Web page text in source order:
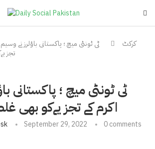
کرکٹ
ٹی ٹونٹی میچ ؛ پاکستانی باؤلرز نے وسیم
تجز
ٹی ٹونٹی میچ ؛ پاکستانی
اکرم کے تجز یےکو بھی
September 29, 2022
0 comments